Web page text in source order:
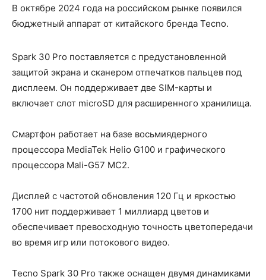
В октябре 2024 года на российском рынке появился
бюджетный аппарат от китайского бренда Tecno.
Spark 30 Pro поставляется с предустановленной
защитой экрана и сканером отпечатков пальцев под
дисплеем. Он поддерживает две SIM-карты и
включает слот microSD для расширенного хранилища.
Смартфон работает на базе восьмиядерного
процессора MediaTek Helio G100 и графического
процессора Mali-G57 MC2.
Дисплей с частотой обновления 120 Гц и яркостью
1700 нит поддерживает 1 миллиард цветов и
обеспечивает превосходную точность цветопередачи
во время игр или потокового видео.
Tecno Spark 30 Pro также оснащен двумя динамиками